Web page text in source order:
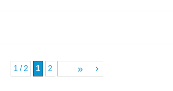
1 / 2 1 2 »